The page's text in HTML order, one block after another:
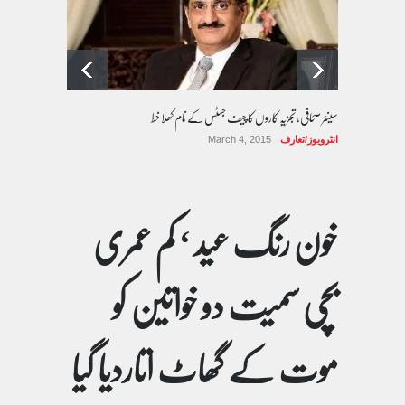
سینئر صحافی، تجزیہ کاروں کا چیف جسٹس کے نام کھلا خط
انٹرویوز/تعارف March 4, 2015
خون رنگ عید ‘ کم عمری
بچی سمیت دو خواتین کو
موت کے گھاٹ اتاردیا گیا